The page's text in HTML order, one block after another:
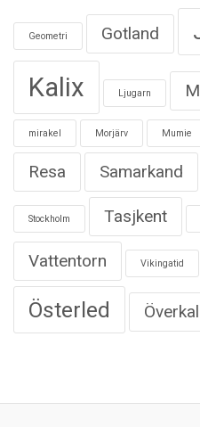
Geometri Gotland
Kalix Ljugarn
mirakel Morjärv Mumie
Resa Samarkand
Stockholm Tasjkent
Vattentorn Vikingatid
Österled